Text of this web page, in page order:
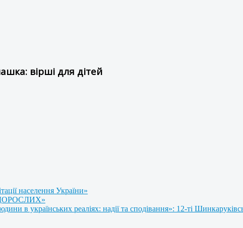
вірші для дітей
населення України»
в українських реаліях: надії та сподівання»: 12-ті